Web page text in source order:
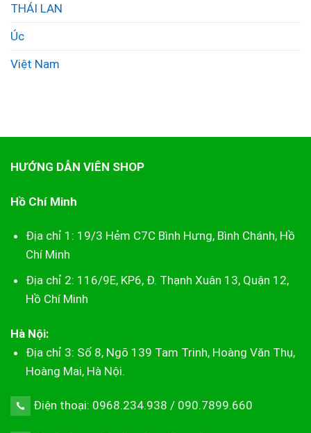
THÁI LAN
Úc
Việt Nam
HƯỚNG DẪN VIÊN SHOP
Hồ Chí Minh
Địa chỉ 1: 19/3 Hẻm C7C Bình Hưng, Bình Chánh, Hồ
Chí Minh
Địa chỉ 2: 116/9E, KP6, Đ. Thạnh Xuân 13, Quận 12,
Hồ Chí Minh
Hà Nội:
Địa chỉ 3: Số 8, Ngõ 139 Tam Trinh, Hoàng Văn Thụ,
Hoàng Mai, Hà Nội.
Điện thoại: 0968.234.938 / 090.7899.660